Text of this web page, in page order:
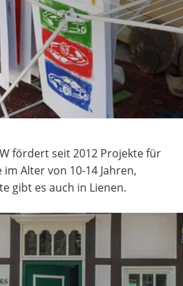
fördert seit 2012 Projekte für
Alter von 10-14 Jahren,
gibt es auch in Lienen.